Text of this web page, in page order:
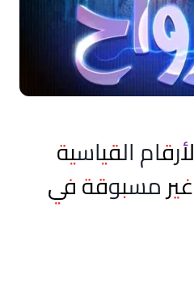
القياسية
مسبوقة في